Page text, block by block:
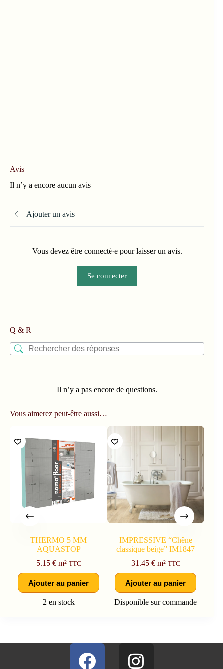
Avis
Il n’y a encore aucun avis
Ajouter un avis
Vous devez être connecté·e pour laisser un avis.
Se connecter
Q & R
Il n’y a pas encore de questions.
Vous aimerez peut-être aussi…
THERMO 5 MM
AQUASTOP
5.15 €m² TTC
Ajouter au panier
2 en stock
IMPRESSIVE “Chêne
classique beige” IM1847
31.45 €m² TTC
Ajouter au panier
Disponible sur commande